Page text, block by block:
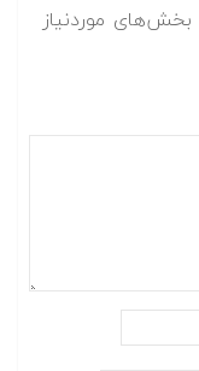
بخش‌های موردنیاز